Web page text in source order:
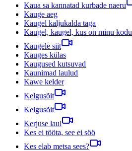
Kaua sa kannatad kurbade naeru
Kauge aeg
Kaugel kaljukalda taga
Kaugel, kaugel, kus on minu kodu
Kaugele siit
Kauges külas
Kaugused kutsuvad
Kaunimad laulud
Kawe kelder
Kelgusõit
Kelgusõit
Kerjuse laul
Kes ei tööta, see ei söö
Kes elab metsa sees?